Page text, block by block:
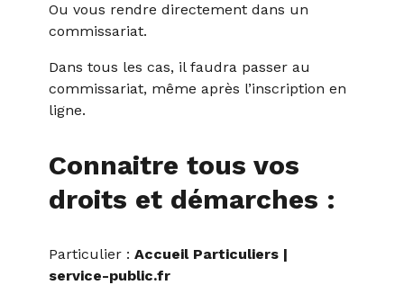
Ou vous rendre directement dans un
commissariat.
Dans tous les cas, il faudra passer au
commissariat, même après l’inscription en
ligne.
Connaitre tous vos
droits et démarches :
Particulier : Accueil Particuliers |
service-public.fr